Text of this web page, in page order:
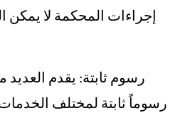
إجراءات المحكمة لا يمكن
رسوم ثابتة: يقدم
رسوماً ثابتة لمختلف